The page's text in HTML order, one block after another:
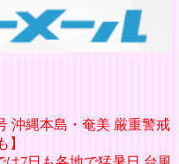
沖縄本島・奄美 厳重警戒
】